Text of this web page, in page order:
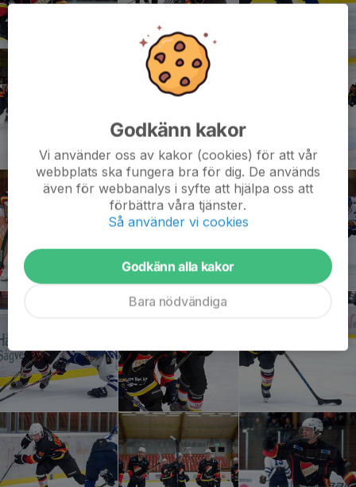
Godkänn kakor
Vi använder oss av kakor (cookies) för att vår
webbplats ska fungera bra för dig. De används
även för webbanalys i syfte att hjälpa oss att
förbättra våra tjänster.
Så använder vi cookies
Godkänn alla kakor
Bara nödvändiga